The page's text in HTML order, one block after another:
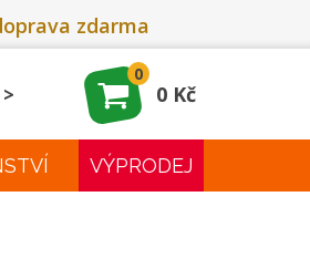
zdarma
0
0 Kč
VÝPRODEJ